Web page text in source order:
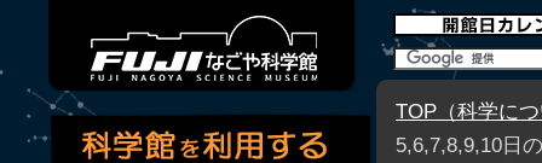
TOP（科学に
5,6,7,8,9,10日